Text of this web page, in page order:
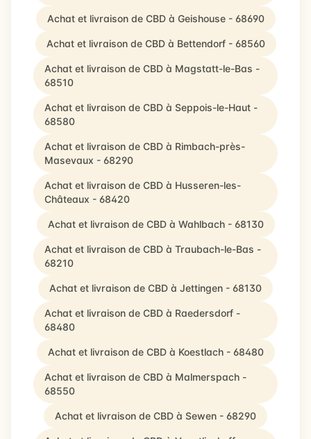
Achat et livraison de CBD à Geishouse - 68690
Achat et livraison de CBD à Bettendorf - 68560
Achat et livraison de CBD à Magstatt-le-Bas -
68510
Achat et livraison de CBD à Seppois-le-Haut -
68580
Achat et livraison de CBD à Rimbach-près-
Masevaux - 68290
Achat et livraison de CBD à Husseren-les-
Châteaux - 68420
Achat et livraison de CBD à Wahlbach - 68130
Achat et livraison de CBD à Traubach-le-Bas -
68210
Achat et livraison de CBD à Jettingen - 68130
Achat et livraison de CBD à Raedersdorf -
68480
Achat et livraison de CBD à Koestlach - 68480
Achat et livraison de CBD à Malmerspach -
68550
Achat et livraison de CBD à Sewen - 68290